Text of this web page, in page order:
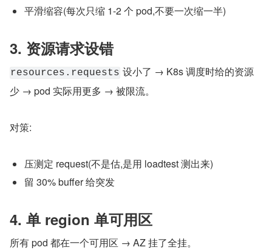
平滑缩容(每次只缩 1-2 个 pod,不要一次缩一半)
3. 资源请求设错
resources.requests 设小了 → K8s 调度时给的资源
少 → pod 实际用更多 → 被限流。
对策:
压测定 request(不是估,是用 loadtest 测出来)
留 30% buffer 给突发
4. 单 region 单可用区
所有 pod 都在一个可用区 → AZ 挂了全挂。